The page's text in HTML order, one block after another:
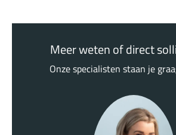
Meer weten of direct
Onze specialisten staan je